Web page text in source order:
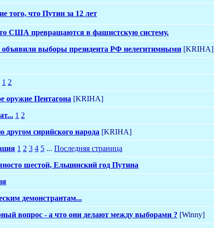
того, что Путин за 12 лет
США превращаются в фашистскую систему.
объявили выборы президента РФ нелегитимными [KRIHA]
1 2
оружие Пентагона [KRIHA]
1 2
сирийского народа [KRIHA]
1 2 3 4 5 ... Последняя страница
шестой, Ельцинский год Путина
демонстрантам...
вопрос - а что они делают между выборами ? [Winny]